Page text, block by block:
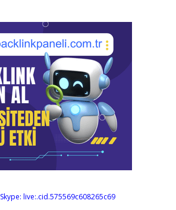
Skype: live:.cid.575569c608265c69